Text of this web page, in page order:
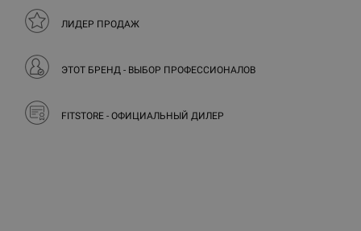
ЛИДЕР ПРОДАЖ
ЭТОТ БРЕНД - ВЫБОР ПРОФЕССИОНАЛОВ
FITSTORE - ОФИЦИАЛЬНЫЙ ДИЛЕР